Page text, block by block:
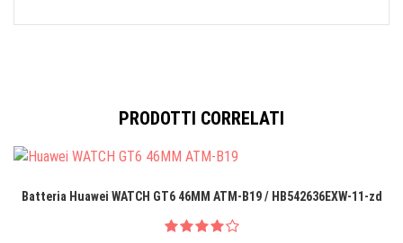
PRODOTTI CORRELATI
Batteria Huawei WATCH GT6 46MM ATM-B19 / HB542636EXW-11-zd